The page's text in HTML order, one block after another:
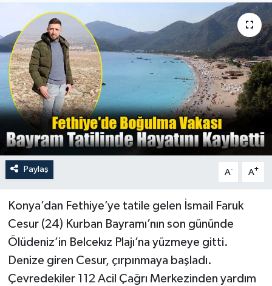
Paylaş A- A+
Konya’dan Fethiye’ye tatile gelen İsmail Faruk
Cesur (24) Kurban Bayramı’nın son gününde
Ölüdeniz’in Belcekız Plajı’na yüzmeye gitti.
Denize giren Cesur, çırpınmaya başladı.
Çevredekiler 112 Acil Çağrı Merkezinden yardım
Magazin
Spor
Turizm
Son Dakika Haberleri
Haber Arşivi